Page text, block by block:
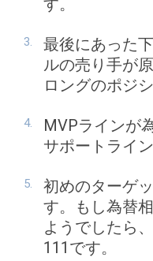
す。
最後にあった
ルの売り手が
ロングのポジ
MVPラインが
サポートライ
初めのターゲ
す。もし為替
ようでしたら
111です。